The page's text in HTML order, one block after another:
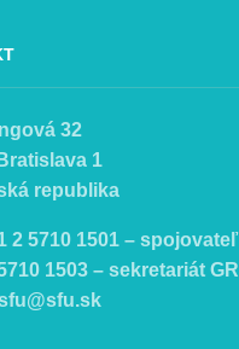
32
1
republika
2 5710 1501 – spojovateľ
1503 – sekretariát GR